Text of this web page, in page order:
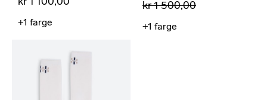
+1 farge
kr 1 500,00
+1 farge